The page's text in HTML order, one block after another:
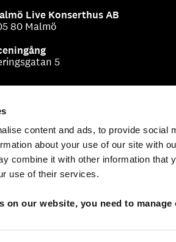
content and ads, to provide social
about your use of our site with
combine it with other information that
use of their services.
on our website, you need to manage
Live Konserthus AB
80 Malmö
5
& allmänna villkor för biljettköp